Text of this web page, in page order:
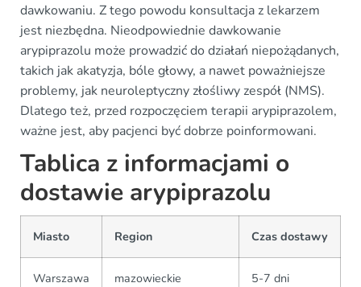
dawkowaniu. Z tego powodu konsultacja z lekarzem
jest niezbędna. Nieodpowiednie dawkowanie
arypiprazolu może prowadzić do działań niepożądanych,
takich jak akatyzja, bóle głowy, a nawet poważniejsze
problemy, jak neuroleptyczny złośliwy zespół (NMS).
Dlatego też, przed rozpoczęciem terapii arypiprazolem,
ważne jest, aby pacjenci być dobrze poinformowani.
Tablica z informacjami o
dostawie arypiprazolu
Miasto Region Czas dostawy
Warszawa mazowieckie 5-7 dni